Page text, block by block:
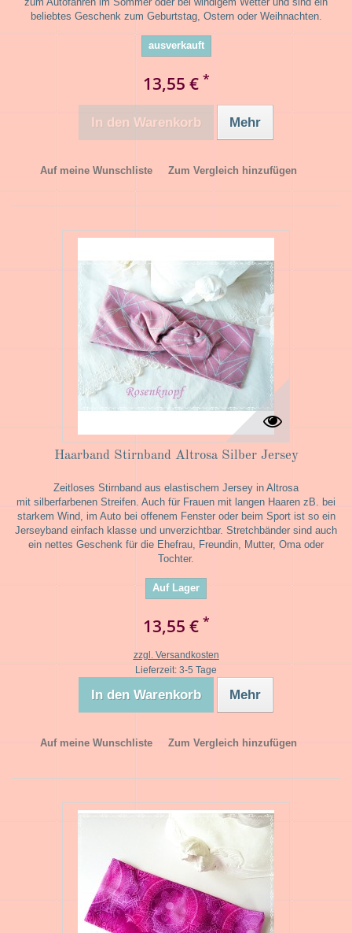
beliebtes Geschenk zum Geburtstag, Ostern oder Weihnachten.
ausverkauft
13,55 € *
In den Warenkorb Mehr
Auf meine Wunschliste Zum Vergleich hinzufügen
Haarband Stirnband Altrosa Silber Jersey
Zeitloses Stirnband aus elastischem Jersey in Altrosa
mit silberfarbenen Streifen. Auch für Frauen mit langen Haaren zB. bei
starkem Wind, im Auto bei offenem Fenster oder beim Sport ist so ein
Jerseyband einfach klasse und unverzichtbar. Stretchbänder sind auch
ein nettes Geschenk für die Ehefrau, Freundin, Mutter, Oma oder
Tochter.
Auf Lager
13,55 € *
zzgl. Versandkosten
Lieferzeit: 3-5 Tage
In den Warenkorb Mehr
Auf meine Wunschliste Zum Vergleich hinzufügen